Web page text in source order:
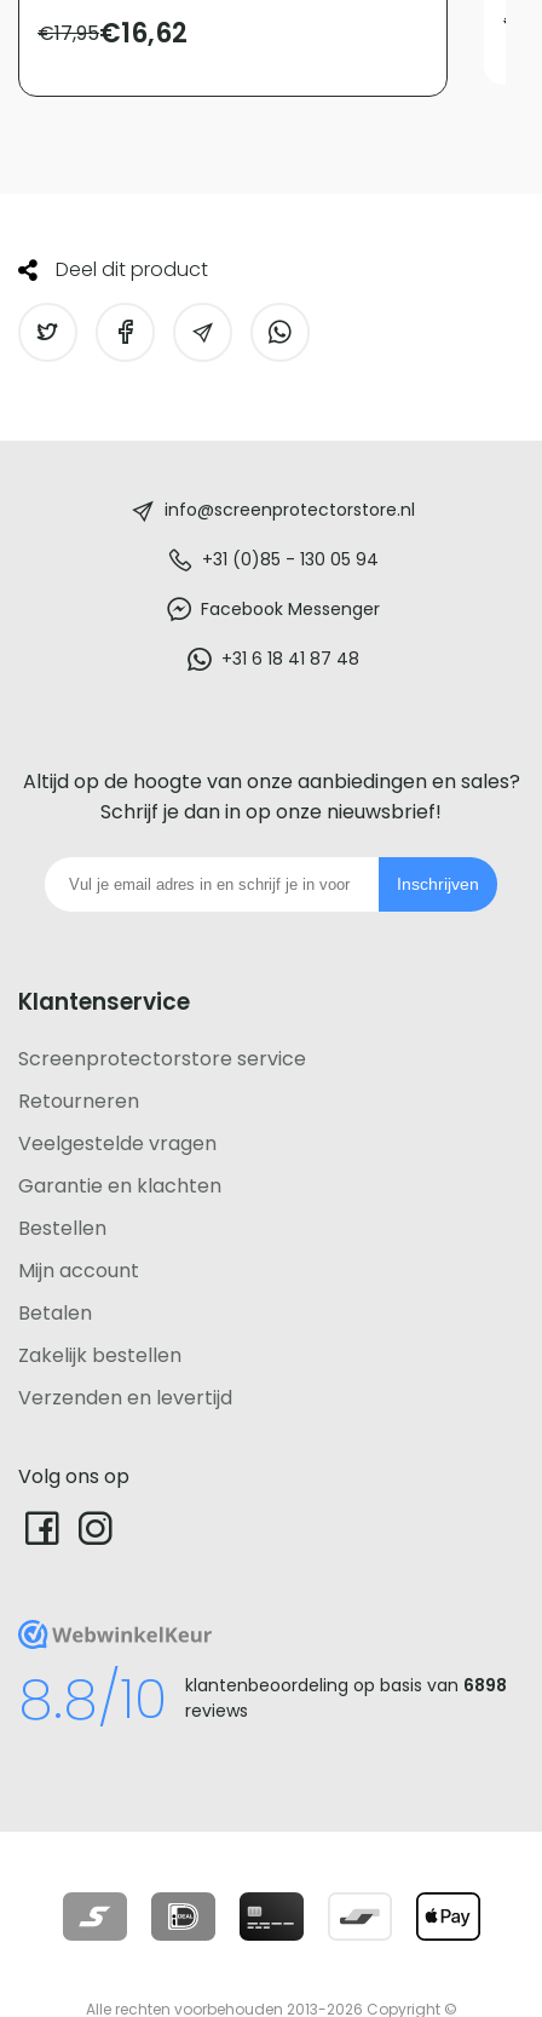
€17,95€16,62 €
Deel dit product
voor
iedere
telefoon
info@screenprotectorstore.nl
+31 (0)85 - 130 05 94
Facebook Messenger
+31 6 18 41 87 48
Altijd op de hoogte van onze aanbiedingen en sales?
Schrijf je dan in op onze nieuwsbrief!
Inschrijven
Klantenservice
Screenprotectorstore service
Retourneren
Veelgestelde vragen
Garantie en klachten
Bestellen
Mijn account
Betalen
Zakelijk bestellen
Verzenden en levertijd
Volg ons op
WebwinkelKeur
8.8/10 klantenbeoordeling op basis van 6898
reviews
Alle rechten voorbehouden 2013-2026 Copyright ©